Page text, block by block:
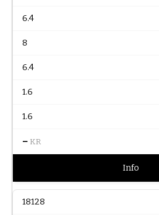
6.4
8
6.4
1.6
1.6
– KR
Info
18128